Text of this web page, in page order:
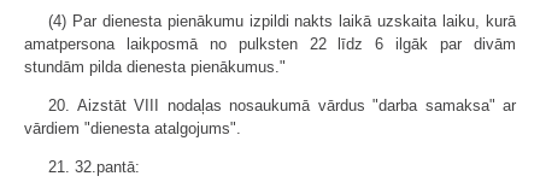
(4) Par dienesta pienākumu izpildi nakts laikā uzskaita laiku, kurā
amatpersona laikposmā no pulksten 22 līdz 6 ilgāk par divām
stundām pilda dienesta pienākumus."
20. Aizstāt VIII nodaļas nosaukumā vārdus "darba samaksa" ar
vārdiem "dienesta atalgojums".
21. 32.pantā: